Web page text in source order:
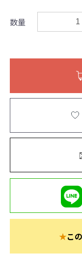
数量
★こ